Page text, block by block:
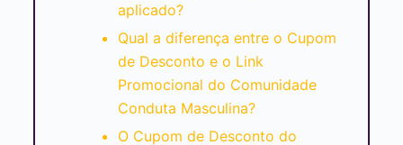
aplicado?
Qual a diferença entre o Cupom
de Desconto e o Link
Promocional do Comunidade
Conduta Masculina?
O Cupom de Desconto do